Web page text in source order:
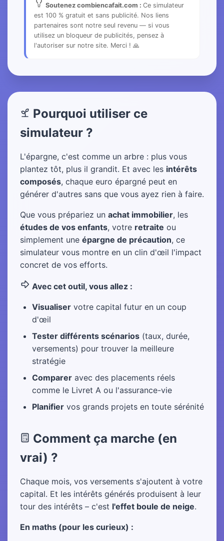
Soutenez combiencafait.com : Ce simulateur
est 100 % gratuit et sans publicité. Nos liens
partenaires sont notre seul revenu — si vous
utilisez un bloqueur de publicités, pensez à
l'autoriser sur notre site. Merci ! 🙏
Pourquoi utiliser ce
simulateur ?
L'épargne, c'est comme un arbre : plus vous
plantez tôt, plus il grandit. Et avec les intérêts
composés, chaque euro épargné peut en
générer d'autres sans que vous ayez rien à faire.
Que vous prépariez un achat immobilier, les
études de vos enfants, votre retraite ou
simplement une épargne de précaution, ce
simulateur vous montre en un clin d'œil l'impact
concret de vos efforts.
Avec cet outil, vous allez :
Visualiser votre capital futur en un coup
d'œil
Tester différents scénarios (taux, durée,
versements) pour trouver la meilleure
stratégie
Comparer avec des placements réels
comme le Livret A ou l'assurance-vie
Planifier vos grands projets en toute sérénité
Comment ça marche (en
vrai) ?
Chaque mois, vos versements s'ajoutent à votre
capital. Et les intérêts générés produisent à leur
tour des intérêts – c'est l'effet boule de neige.
En maths (pour les curieux) :